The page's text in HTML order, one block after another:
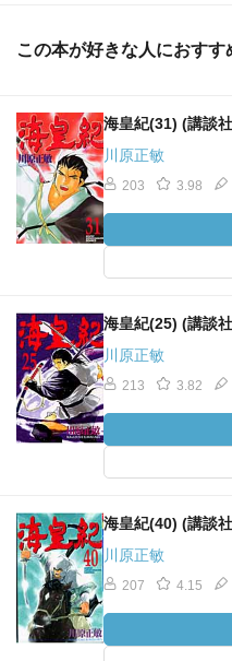
この本が好きな人におすす
海皇紀(31) (講談
川原正敏
203 3.98
海皇紀(25) (講談
川原正敏
213 3.82
海皇紀(40) (講談
川原正敏
207 4.15